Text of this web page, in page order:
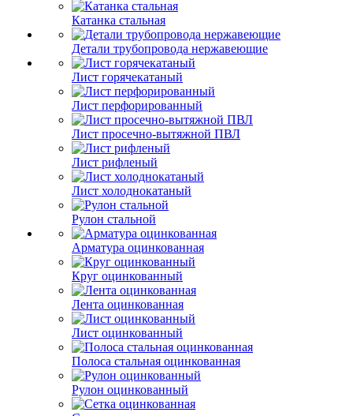
Катанка стальная
Детали трубопровода нержавеющие
Лист горячекатаный
Лист перфорированный
Лист просечно-вытяжной ПВЛ
Лист рифленый
Лист холоднокатаный
Рулон стальной
Арматура оцинкованная
Круг оцинкованный
Лента оцинкованная
Лист оцинкованный
Полоса стальная оцинкованная
Рулон оцинкованный